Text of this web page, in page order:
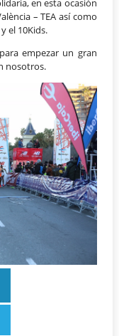
en esta ocasión
– TEA así como
el 10Kids.
empezar un gran
nosotros.